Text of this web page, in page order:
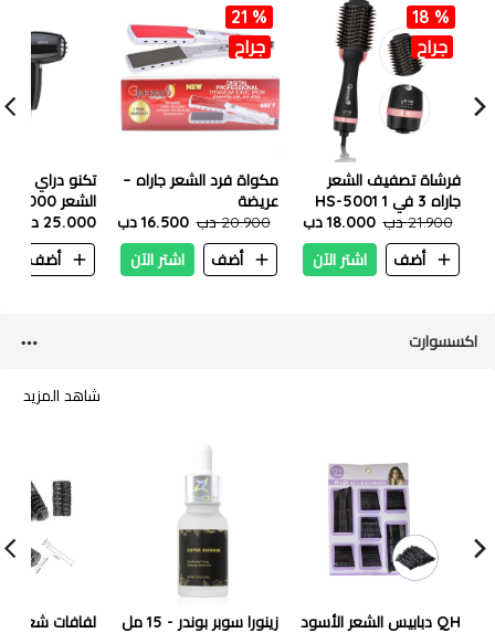
جراح
18 %
فرشاة تصفيف الشعر
جاراه 3 في 1 HS-5001
21.900 دب
18.000 دب
أضف
اشتر الآن
جراح
21 %
مكواة فرد الشعر جاراه –
عريضة
20.900 دب
16.500 دب
أضف
اشتر الآن
تكنو دراي
2500 واط
25.000 دب
أضف
اكسسوارت
شاهد المزيد
QH دبابيس الشعر الأسود
زينورا سوبر بوندر - 15 مل
لفافات شعر